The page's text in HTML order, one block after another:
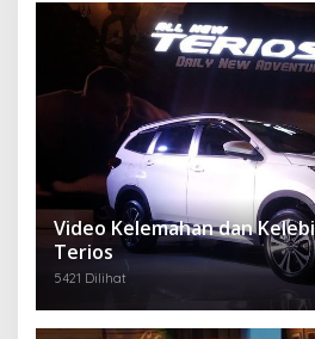
Video Kelemahan dan
Terios
5421 Dilihat